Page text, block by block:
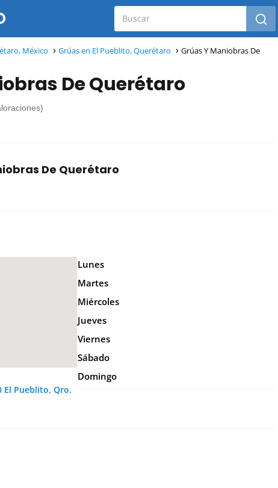
México Grúas en El Pueblito, Querétaro
Grúas Y Maniobras De
De Querétaro
De Querétaro
El Pueblito, Qro.
Lunes
Martes
Miércoles
Jueves
Viernes
Sábado
Domingo